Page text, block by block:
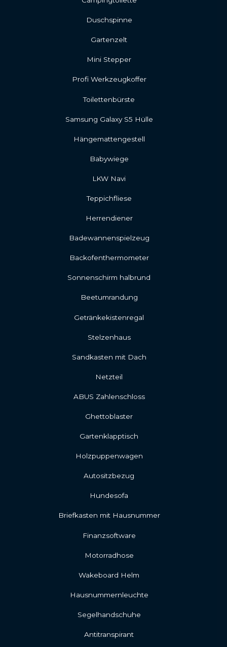
Duschspinne
Gartenzelt
Mini Stepper
Profi Werkzeugkoffer
Toilettenbürste
Samsung Galaxy S5 Hülle
Hängemattengestell
Babywiege
LKW Navi
Teppichfliese
Herrendiener
Badewannenspielzeug
Backofenthermometer
Sonnenschirm halbrund
Beetumrandung
Getränkekistenregal
Stelzenhaus
Sandkasten mit Dach
Netzteil
ABUS Zahlenschloss
Ghettoblaster
Gartenklapptisch
Holzpuppenwagen
Autositzbezug
Hundesofa
Briefkasten mit Hausnummer
Finanzsoftware
Motorradhose
Wakeboard Helm
Hausnummernleuchte
Segelhandschuhe
Antitranspirant